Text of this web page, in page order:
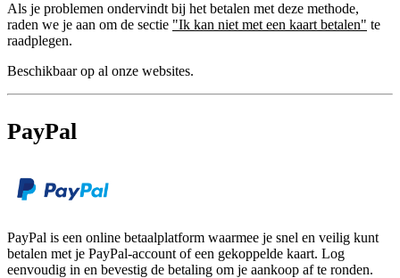
Als je problemen ondervindt bij het betalen met deze methode,
raden we je aan om de sectie "Ik kan niet met een kaart betalen" te
raadplegen.
Beschikbaar op al onze websites.
PayPal
PayPal is een online betaalplatform waarmee je snel en veilig kunt
betalen met je PayPal-account of een gekoppelde kaart. Log
eenvoudig in en bevestig de betaling om je aankoop af te ronden.